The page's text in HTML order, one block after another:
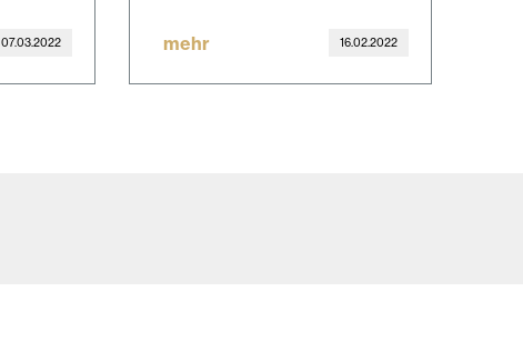
07.03.2022 mehr 16.02.2022